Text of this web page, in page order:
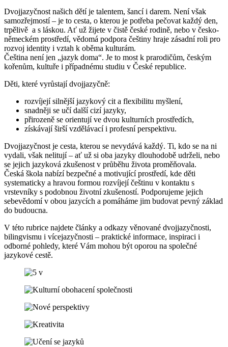
Dvojjazyčnost našich dětí je talentem, šancí i darem. Není však
samozřejmostí – je to cesta, o kterou je potřeba pečovat každý den,
trpělivě a s láskou. Ať už žijete v čistě české rodině, nebo v česko-
německém prostředí, vědomá podpora češtiny hraje zásadní roli pro
rozvoj identity i vztah k oběma kulturám.
Čeština není jen „jazyk doma“. Je to most k prarodičům, českým
kořenům, kultuře i případnému studiu v České republice.
Děti, které vyrůstají dvojjazyčně:
rozvíjejí silnější jazykový cit a flexibilitu myšlení,
snadněji se učí další cizí jazyky,
přirozeně se orientují ve dvou kulturních prostředích,
získávají širší vzdělávací i profesní perspektivu.
Dvojjazyčnost je cesta, kterou se nevydává každý. Ti, kdo se na ni
vydali, však nelitují – ať už si oba jazyky dlouhodobě udrželi, nebo
se jejich jazyková zkušenost v průběhu života proměňovala.
Česká škola nabízí bezpečné a motivující prostředí, kde děti
systematicky a hravou formou rozvíjejí češtinu v kontaktu s
vrstevníky s podobnou životní zkušeností. Podporujeme jejich
sebevědomí v obou jazycích a pomáháme jim budovat pevný základ
do budoucna.
V této rubrice najdete články a odkazy věnované dvojjazyčnosti,
bilingvismu i vícejazyčnosti – praktické informace, inspiraci i
odborné pohledy, které Vám mohou být oporou na společné
jazykové cestě.